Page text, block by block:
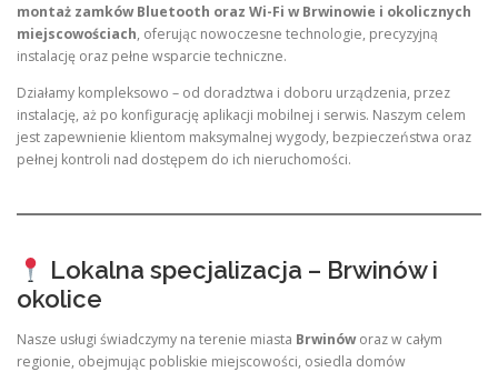
montaż zamków Bluetooth oraz Wi-Fi w Brwinowie i okolicznych
miejscowościach, oferując nowoczesne technologie, precyzyjną
instalację oraz pełne wsparcie techniczne.
Działamy kompleksowo – od doradztwa i doboru urządzenia, przez
instalację, aż po konfigurację aplikacji mobilnej i serwis. Naszym celem
jest zapewnienie klientom maksymalnej wygody, bezpieczeństwa oraz
pełnej kontroli nad dostępem do ich nieruchomości.
Lokalna specjalizacja – Brwinów i
okolice
Nasze usługi świadczymy na terenie miasta Brwinóworaz w całym
regionie, obejmując pobliskie miejscowości, osiedla domów